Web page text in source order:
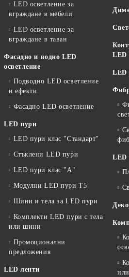
LED осветление за
вграждане в мебели
LED осветление за
вграждане в таван
Фасадно и водно LED
осветление
Подводно LED осветление
и ефекти
Фасадно LED осветление
LED пури
LED пури клас "Стандарт"
Стъклени LED пури
LED пури клас "А"
Модулни LED пури T5
Шини и тела за LED пури
Комплекти LED пури с тела
или шини
Промоционални
предложения
LED ленти
LED
LED
LED